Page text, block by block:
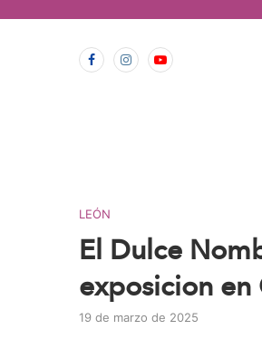
LEÓN
El Dulce
exposicion en
19 de marzo de 2025